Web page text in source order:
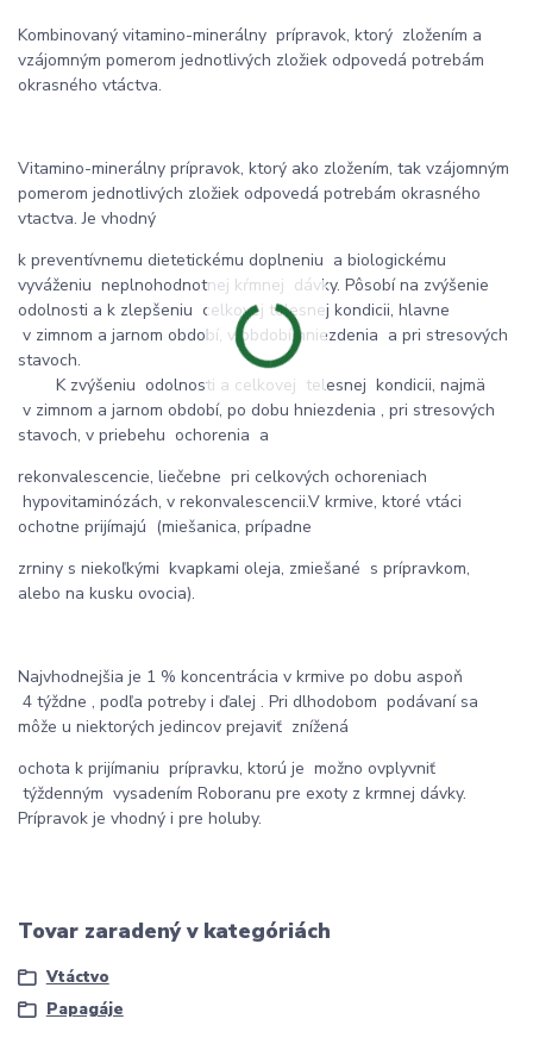
Kombinovaný vitamino-minerálny prípravok, ktorý zložením a
vzájomným pomerom jednotlivých zložiek odpovedá potrebám
okrasného vtáctva.
Vitamino-minerálny prípravok, ktorý ako zložením, tak vzájomným
pomerom jednotlivých zložiek odpovedá potrebám okrasného
vtactva. Je vhodný
k preventívnemu dietetickému doplneniu a biologickému
vyváženiu neplnohodnotnej kŕmnej dávky. Pôsobí na zvýšenie
odolnosti a k zlepšeniu celkovej telesnej kondicii, hlavne
v zimnom a jarnom období, v období hniezdenia a pri stresových
stavoch.
K zvýšeniu odolnosti a celkovej telesnej kondicii, najmä
v zimnom a jarnom období, po dobu hniezdenia , pri stresových
stavoch, v priebehu ochorenia a
rekonvalescencie, liečebne pri celkových ochoreniach
hypovitaminózách, v rekonvalescen­cii.V krmive, ktoré vtáci
ochotne prijímajú (miešanica, prípadne
zrniny s niekoľkými kvapkami oleja, zmiešané s prípravkom,
alebo na kusku ovocia).
Najvhodnejšia je 1 % koncentrácia v krmive po dobu aspoň
4 týždne , podľa potreby i ďalej . Pri dlhodobom podávaní sa
môže u niektorých jedincov prejaviť znížená
ochota k prijímaniu prípravku, ktorú je možno ovplyvniť
týždenným vysadením Roboranu pre exoty z krmnej dávky.
Prípravok je vhodný i pre holuby.
Tovar zaradený v kategóriách
Vtáctvo
Papagáje